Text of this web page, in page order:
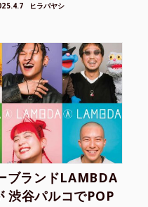
ヒラバヤシ
ブランドLAMBDA
渋谷パルコでPOP